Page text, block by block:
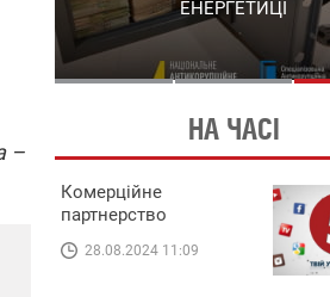
–
СХЕМИ В ЕНЕРГЕТИЦІ
ЕНЕРГЕТИЦІ
НА ЧАСІ
Комерційне
партнерство
28.08.2024 11:09